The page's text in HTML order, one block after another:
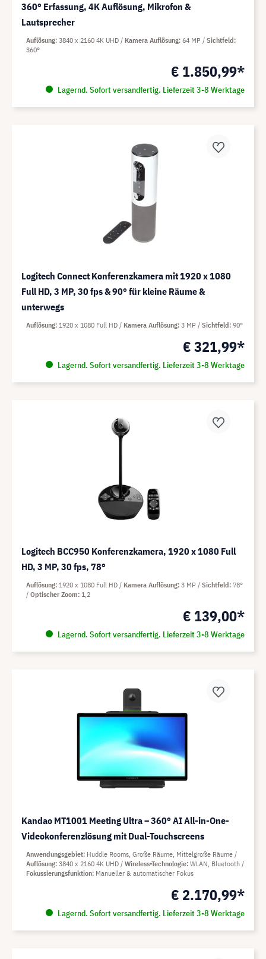
360° Erfassung, 4K Auflösung, Mikrofon &
Lautsprecher
€ 1.850,99*
Lagernd. Sofort versandfertig. Lieferzeit 3-8 Werktage
Auflösung 3840 x 2160 4K UHD Kamera Auflösung 64 MP
Sichtfeld
360°
Logitech Connect Konferenzkamera mit 1920 x 1080
Full HD, 3 MP, 30 fps & 90° für kleine Räume &
unterwegs
€ 321,99*
Lagernd. Sofort versandfertig. Lieferzeit 3-8 Werktage
Auflösung 1920 x 1080 Full HD Kamera Auflösung 3 MP Sichtfeld 90°
Logitech BCC950 Konferenzkamera, 1920 x 1080 Full
HD, 3 MP, 30 fps, 78°
€ 139,00*
Lagernd. Sofort versandfertig. Lieferzeit 3-8 Werktage
Auflösung 1920 x 1080 Full HD Kamera Auflösung 3 MP Sichtfeld 78°
Optischer Zoom 1,2
Kandao MT1001 Meeting Ultra – 360° AI All-in-One-
Videokonferenzlösung mit Dual-Touchscreens
€ 2.170,99*
Lagernd. Sofort versandfertig. Lieferzeit 3-8 Werktage
Anwendungsgebiet Huddle Rooms, Große Räume, Mittelgroße Räume
Auflösung 3840 x 2160 4K UHD Wireless-Technologie WLAN, Bluetooth
Fokussierungsfunktion Manueller & automatischer Fokus